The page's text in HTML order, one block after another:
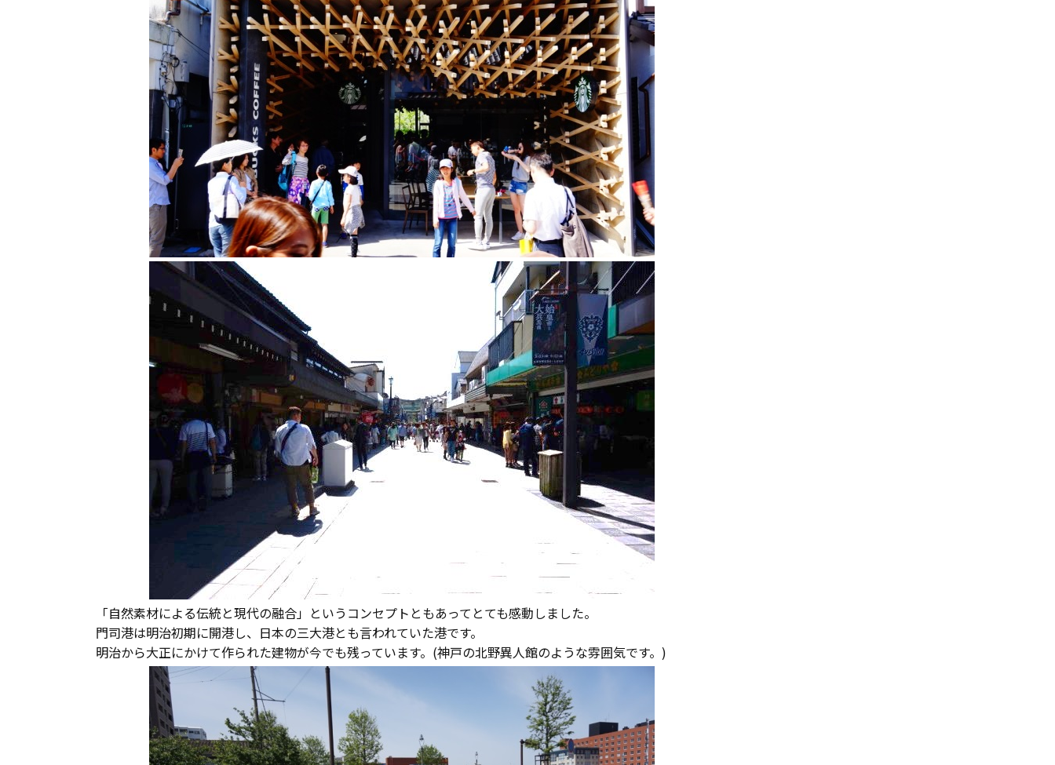
「自然素材による伝統と現代の融合」というコンセプトともあってとても感動しました。
門司港は明治初期に開港し、日本の三大港とも言われていた港です。
明治から大正にかけて作られた建物が今でも残っています。(神戸の北野異人館のような雰囲気です。)